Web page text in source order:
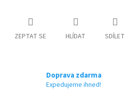
ZEPTAT SE HLÍDAT SDÍLET
Doprava zdarma
Expedujeme ihned!